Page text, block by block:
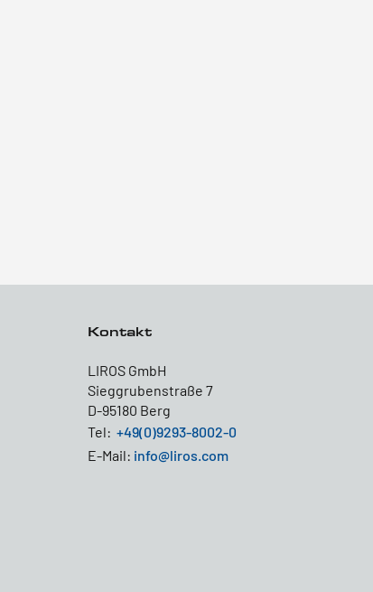
Kontakt
LIROS GmbH
Sieggrubenstraße 7
D-95180 Berg
Tel: +49(0)9293-8002-0
E-Mail: info@liros.com